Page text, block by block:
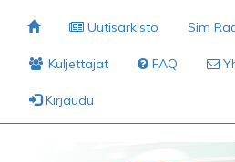
Uutisarkisto Sim
Kuljettajat FAQ
Kirjaudu